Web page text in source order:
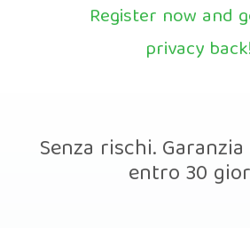
Register now and
privacy back!
Senza rischi.
entro 30